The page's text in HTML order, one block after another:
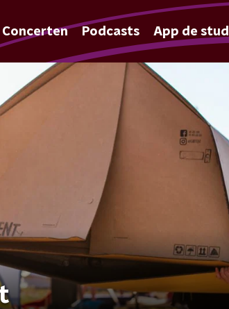
Concerten Podcasts App de